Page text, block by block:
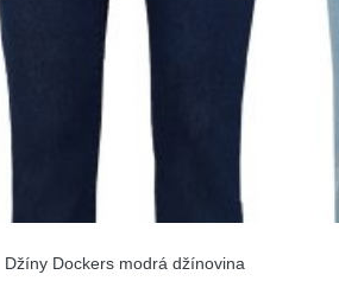
Džíny Dockers modrá džínovina